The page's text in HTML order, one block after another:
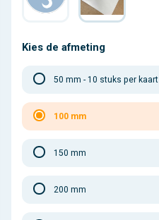
Kies de afmeting
50 mm - 10 stuks per kaart
100 mm
150 mm
200 mm